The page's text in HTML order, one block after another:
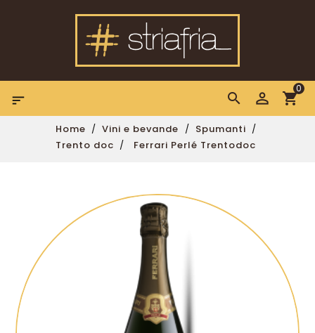
0

Home Vini e bevande
Spumanti
Trento doc
Ferrari Perlé Trentodoc